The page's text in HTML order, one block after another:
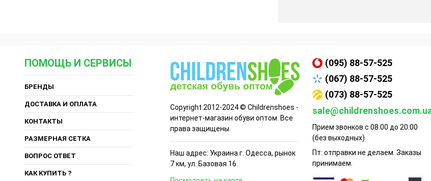
ПОМОЩЬ И СЕРВИСЫ
БРЕНДЫ
ДОСТАВКА И ОПЛАТА
КОНТАКТЫ
РАЗМЕРНАЯ СЕТКА
ВОПРОС ОТВЕТ
КАК КУПИТЬ ?
Copyright 2012-2024 © Childrenshoes -
интернет-магазин обуви оптом. Все
права защищены.
Наш адрес: Украина г. Одесса, рынок
7 км, ул. Базовая 16.
(095) 88-57-525
(067) 88-57-525
(073) 88-57-525
Прием звонков с 08:00 до 20:00
(без выходных)
Пт: отправки не делаем. Заказы
принимаем.